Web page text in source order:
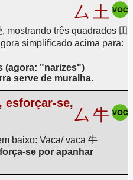
厶 土
mostrando três quadrados 田
simplificado acima para:
(agora: "narizes")
serve de muralha.
esforçar-se,
厶 牛
baixo: Vaca/ vaca 牛
se por apanhar